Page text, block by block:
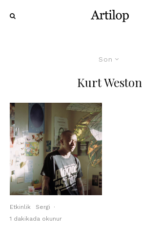
Son
Kurt Weston
Etkinlik Sergi
·
1 dakikada okunur